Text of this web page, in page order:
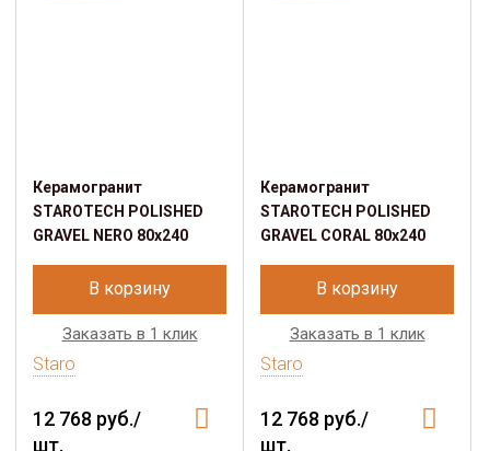
Керамогранит
STAROTECH POLISHED
GRAVEL NERO 80х240
В корзину
Заказать в 1 клик
Staro
12 768 руб./
шт.
Керамогранит
STAROTECH POLISHED
GRAVEL CORAL 80х240
В корзину
Заказать в 1 клик
Staro
12 768 руб./
шт.